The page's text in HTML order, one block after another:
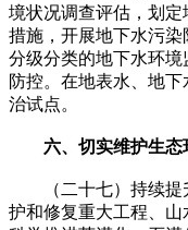
境状况调查评估，划
措施，开展地下水污
分级分类的地下水环
防控。在地表水、地
治试点。
六、切实维护生态
（二十七）持续提
护和修复重大工程、山